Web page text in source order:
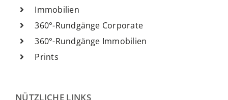
Immobilien
360°-Rundgänge Corporate
360°-Rundgänge Immobilien
Prints
NÜTZLICHE LINKS